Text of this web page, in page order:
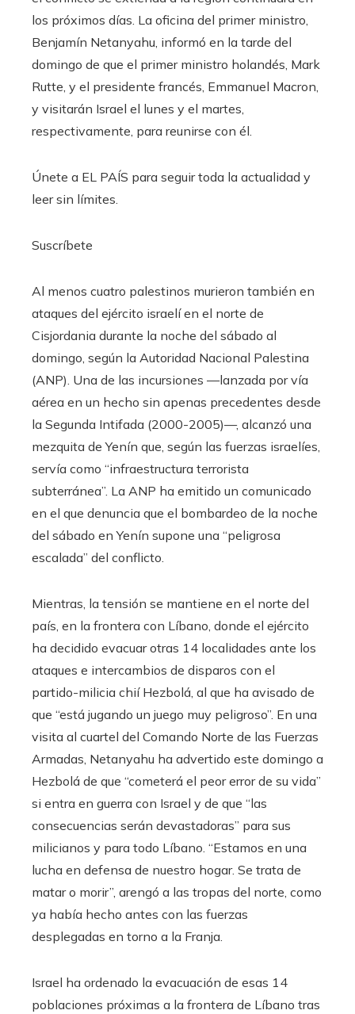
los próximos días. La oficina del primer ministro,
Benjamín Netanyahu, informó en la tarde del
domingo de que el primer ministro holandés, Mark
Rutte, y el presidente francés, Emmanuel Macron,
y visitarán Israel el lunes y el martes,
respectivamente, para reunirse con él.
Únete a EL PAÍS para seguir toda la actualidad y
leer sin límites.
Suscríbete
Al menos cuatro palestinos murieron también en
ataques del ejército israelí en el norte de
Cisjordania durante la noche del sábado al
domingo, según la Autoridad Nacional Palestina
(ANP). Una de las incursiones —lanzada por vía
aérea en un hecho sin apenas precedentes desde
la Segunda Intifada (2000-2005)—, alcanzó una
mezquita de Yenín que, según las fuerzas israelíes,
servía como “infraestructura terrorista
subterránea”. La ANP ha emitido un comunicado
en el que denuncia que el bombardeo de la noche
del sábado en Yenín supone una “peligrosa
escalada” del conflicto.
Mientras, la tensión se mantiene en el norte del
país, en la frontera con Líbano, donde el ejército
ha decidido evacuar otras 14 localidades ante los
ataques e intercambios de disparos con el
partido-milicia chií Hezbolá, al que ha avisado de
que “está jugando un juego muy peligroso”. En una
visita al cuartel del Comando Norte de las Fuerzas
Armadas, Netanyahu ha advertido este domingo a
Hezbolá de que “cometerá el peor error de su vida”
si entra en guerra con Israel y de que “las
consecuencias serán devastadoras” para sus
milicianos y para todo Líbano. “Estamos en una
lucha en defensa de nuestro hogar. Se trata de
matar o morir”, arengó a las tropas del norte, como
ya había hecho antes con las fuerzas
desplegadas en torno a la Franja.
Israel ha ordenado la evacuación de esas 14
poblaciones próximas a la frontera de Líbano tras